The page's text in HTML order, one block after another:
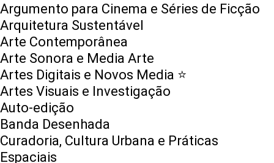
Argumento para Cinema e Séries de Ficção
Arquitetura Sustentável
Arte Contemporânea
Arte Sonora e Media Arte
Artes Digitais e Novos Media ⭐️
Artes Visuais e Investigação
Auto-edição
Banda Desenhada
Curadoria, Cultura Urbana e Práticas
Espaciais